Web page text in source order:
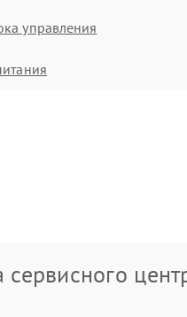
управления